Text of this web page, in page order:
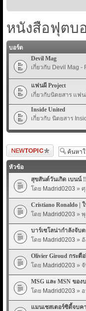
หนังสือฟุตบ
บอร์ด
Devil Mag
เกี่ยวกับ Devil Mag -
แฟนผี Project
เกี่ยวกับนิตยสาร แฟ
Inside United
เกี่ยวกับ นิตยสาร
ตั้งกระทู้ใหม่
หัวข้อ
สุขสันต์วันเกิด เบนน์ !!
โดย Madrid0203 »
Cristiano Ronaldo |
โดย Madrid0203 »
บาร์เซโลน่ากำลังจับต
โดย Madrid0203 »
Olivier Giroud กระตื
โดย Madrid0203 »
MSG และ MSN ขอ
โดย Madrid0203 »
แมนเชสเตอร์ซิตี้จบค